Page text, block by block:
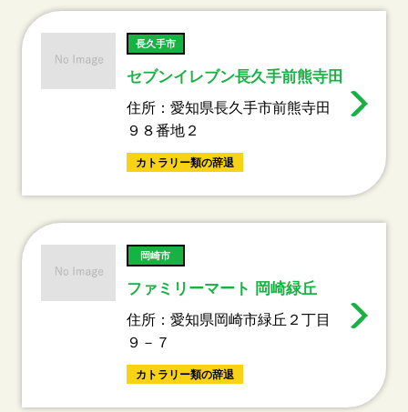
長久手市
セブンイレブン長久手前熊寺田
住所：愛知県長久手市前熊寺田
９８番地２
カトラリー類の辞退
岡崎市
ファミリーマート 岡崎緑丘
住所：愛知県岡崎市緑丘２丁目
９－７
カトラリー類の辞退